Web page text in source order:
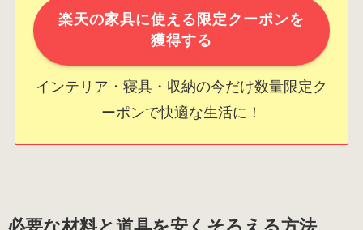
楽天の家具に使える限定クーポンを
獲得する
インテリア・寝具・収納の今だけ数量限定ク
ーポンで快適な生活に！